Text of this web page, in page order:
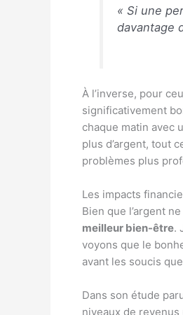
« Si une
davantage
À l’inverse, pour
significativement
chaque matin avec
plus d’argent, tout
problèmes plus
Les impacts
Bien que l’argent
meilleur bien-être.
voyons que le
avant les soucis
Dans son étude
niveaux de